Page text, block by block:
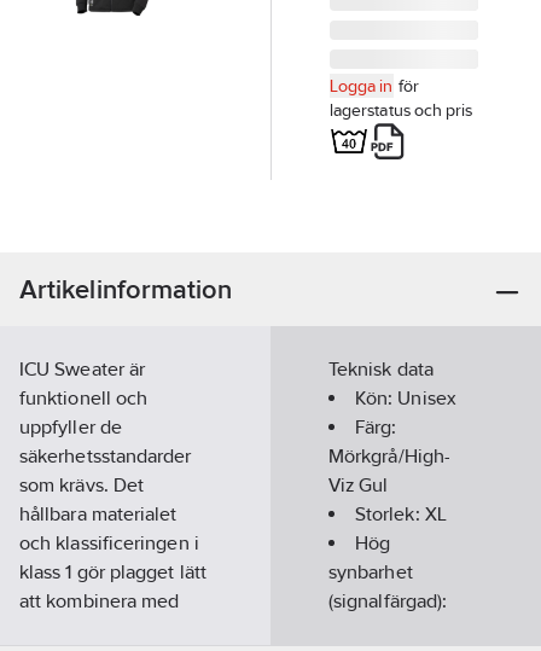
Logga in för
lagerstatus och pris
Artikelinformation
ICU Sweater är
funktionell och
uppfyller de
säkerhetsstandarder
som krävs. Det
hållbara materialet
och klassificeringen i
klass 1 gör plagget lätt
att kombinera med
Teknisk data
Kön: Unisex
Färg:
Mörkgrå/High-
Viz Gul
Storlek: XL
Hög
synbarhet
(signalfärgad):